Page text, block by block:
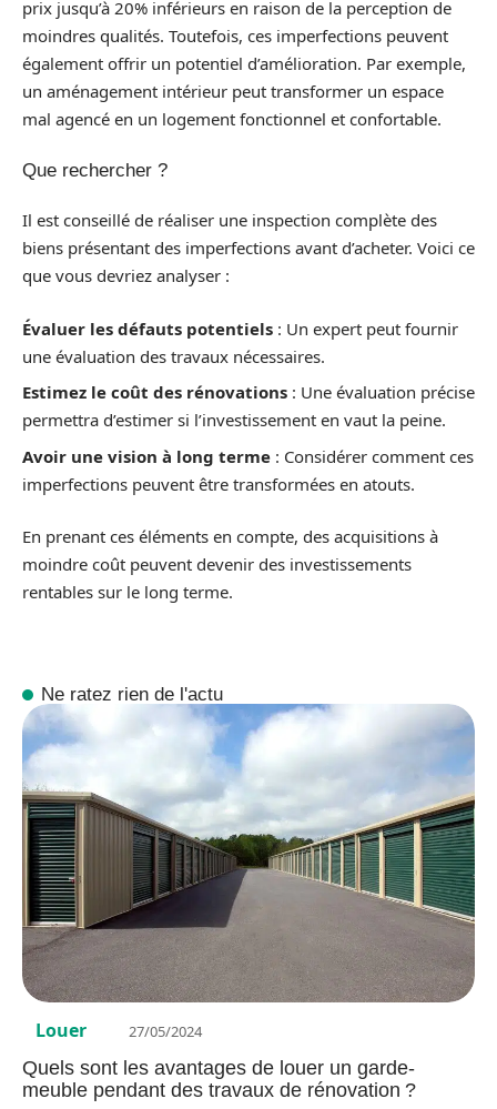
prix jusqu’à 20% inférieurs en raison de la perception de
moindres qualités. Toutefois, ces imperfections peuvent
également offrir un potentiel d’amélioration. Par exemple,
un aménagement intérieur peut transformer un espace
mal agencé en un logement fonctionnel et confortable.
Que rechercher ?
Il est conseillé de réaliser une inspection complète des
biens présentant des imperfections avant d’acheter. Voici ce
que vous devriez analyser :
Évaluer les défauts potentiels : Un expert peut fournir
une évaluation des travaux nécessaires.
Estimez le coût des rénovations : Une évaluation précise
permettra d’estimer si l’investissement en vaut la peine.
Avoir une vision à long terme : Considérer comment ces
imperfections peuvent être transformées en atouts.
En prenant ces éléments en compte, des acquisitions à
moindre coût peuvent devenir des investissements
rentables sur le long terme.
Ne ratez rien de l'actu
Louer 27/05/2024
Quels sont les avantages de louer un garde-
meuble pendant des travaux de rénovation ?